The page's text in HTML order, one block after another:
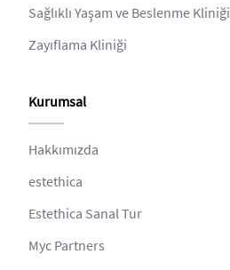
Sağlıklı Yaşam ve Beslenme Kliniği
Zayıflama Kliniği
Kurumsal
Hakkımızda
estethica
Estethica Sanal Tur
Myc Partners